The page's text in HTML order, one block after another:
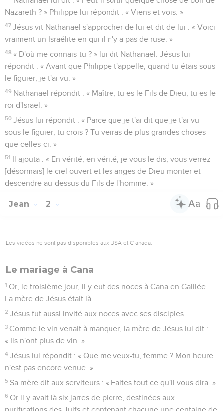
42 Il le conduisit vers Jésus. Jésus le regarda et dit : « Tu es
Simon, fils de Jonas, tu seras appelé Céphas », ce qui signifie
Pierre.
Philippe et Nathanaël
43 Le lendemain, Jésus décida de se rendre en Galilée. Il
rencontra Philippe et lui dit : « Suis-moi. »
44 Philippe était de Bethsaïda, la ville d'André et de Pierre.
trouvé celui que Moïse a décrit dans la loi et dont les
prophètes ont parlé : Jésus de Nazareth, fils de Joseph. »
46
Nazareth ? » Philippe lui répondit : « Viens et vois. »
47
Jésus vit Nathanaël s'approcher de lui et dit de lui : « Voici
48 « D'où me connais-tu ? » lui dit Nathanaël. Jésus lui
49 Nathanaël répondit : « Maître, tu es le Fils de Dieu, tu es le
Jésus lui répondit : « Parce que je t'ai dit que je t'ai vu
sous le figuier, tu crois ? Tu verras de plus grandes choses
que celles-ci. »
Il ajouta : « En vérité, en vérité, je vous le dis, vous verrez
descendre au-dessus du Fils de l'homme. »
Jean 2
Les vidéos ne sont pas disponibles aux USA et C anada.